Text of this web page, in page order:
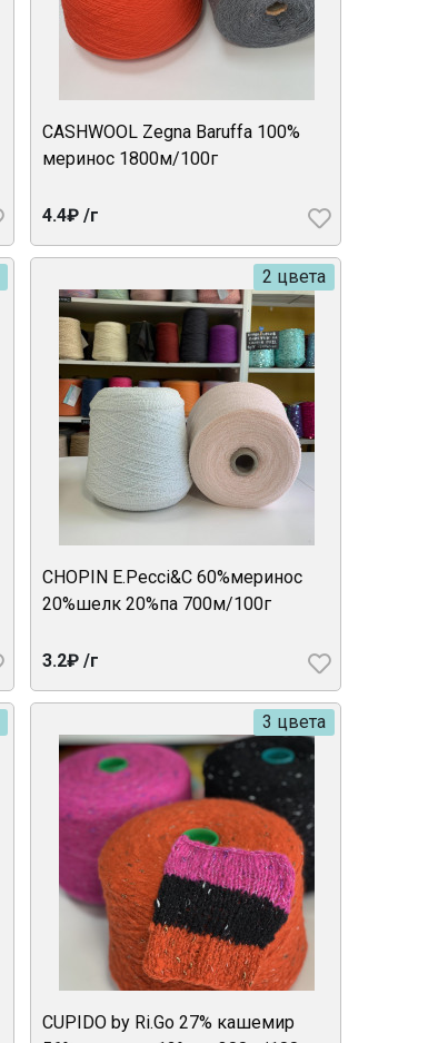
CASHWOOL Zegna Baruffa 100%
меринос 1800м/100г
4.4₽ /г
CHOPIN E.Pecci&C 60%меринос
20%шелк 20%па 700м/100г
3.2₽ /г
2 цвета
CUPIDO by Ri.Go 27% кашемир
3 цвета